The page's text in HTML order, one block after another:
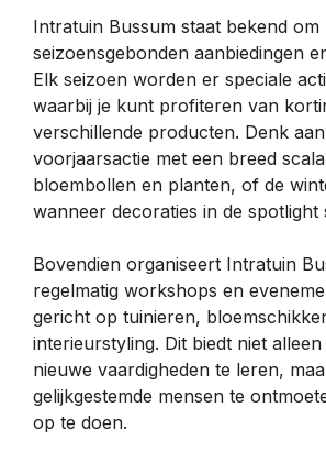
Intratuin Bussum staat bekend om
seizoensgebonden aanbiedingen
Elk seizoen worden er speciale
waarbij je kunt profiteren van
verschillende producten. Denk
voorjaarsactie met een breed
bloembollen en planten, of de
wanneer decoraties in de spotlight
Bovendien organiseert Intratuin
regelmatig workshops en
gericht op tuinieren,
interieurstyling. Dit biedt niet
nieuwe vaardigheden te leren,
gelijkgestemde mensen te
op te doen.